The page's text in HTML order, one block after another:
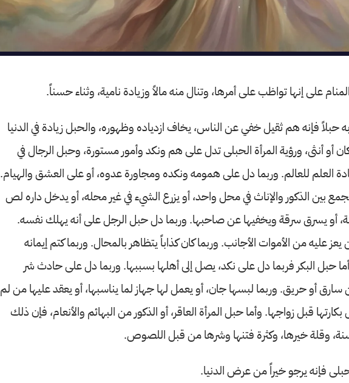
على إنها تواظب على أمرها، وتنال منه مالاً وزيادة نامية، وثناء حسناً.
حبلاً فإنه هم ثقيل خفي عن الناس، يخاف ازدياده وظهوره، والحبل زيادة في الدنيا
أو أنثى، ورؤية المرأة الحبلى تدل على هم ونكد وأمور مستورة، وحبل الرجال في
العلم للعالم. وربما دل على همومه ونكده ومجاورة عدوه، أو على العشق والهيام.
بين الذكور والإناث في محل واحد، أو يزرع الشيء في غير محله، أو يدخل داره لص
أو يسرق سرقة ويخفيها عن صاحبها. وربما دل حبل الرجل على أنه يهلك نفسه.
عليه من الأموات الأجانب. وربما كان كذاباً يتظاهر بالمحال. وربما كتم إيمانه
حبل البكر فربما دل على نكد، يصل إلى أهلها بسببها. وربما دل على حادث شر
أو حريق. وربما لبسها جان، أو يعمل لها جهاز لما يناسبها، أو يعقد عليها من لم
بكارتها قبل زواجها. وأما حبل المرأة العاقر، أو الذكور من البهائم والأنعام، فإن ذلك
وقلة خيرها، وكثرة فتنها وشرها من قبل اللصوص.
فإنه يرجو خيراً من عرض الدنيا.